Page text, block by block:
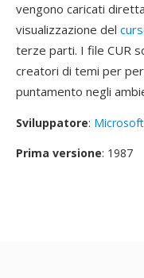
vengono caricati
visualizzazione del
terze parti. I file CUR
creatori di temi per
puntamento negli
Sviluppatore: Microsoft
Prima versione: 1987